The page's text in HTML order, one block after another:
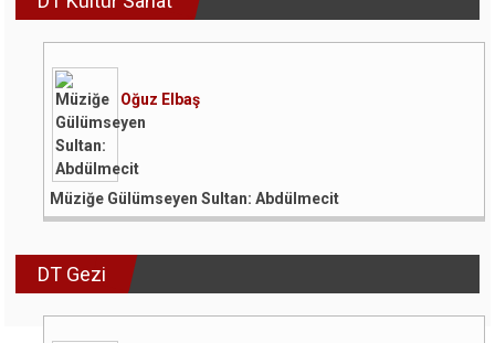
Oğuz Elbaş
Müziğe Gülümseyen Sultan: Abdülmecit
DT Gezi